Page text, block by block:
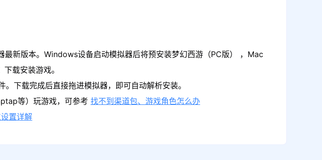
新版本。Windows设备启动模拟器后将预安装梦幻西游（PC版） ，Mac
载安装游戏。
下载完成后直接拖进模拟器，即可自动解析安装。
等）玩游戏，可参考 找不到渠道包、游戏角色怎么办
置详解